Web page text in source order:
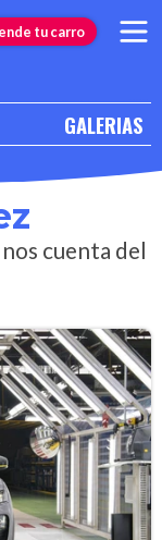
tu carro
GALERIAS
cuenta del